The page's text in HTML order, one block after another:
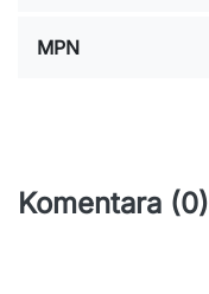
MPN
Komentara (0)